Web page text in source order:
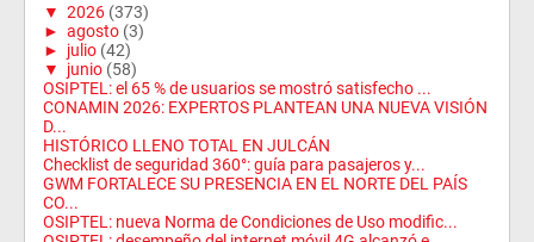
▼ 2026 (373)
► agosto (3)
► julio (42)
▼
junio (58)
OSIPTEL: el 65 % de usuarios se mostró satisfecho ...
CONAMIN 2026: EXPERTOS PLANTEAN UNA NUEVA VISIÓN
D...
HISTÓRICO LLENO TOTAL EN JULCÁN
Checklist de seguridad 360°: guía para pasajeros y...
GWM FORTALECE SU PRESENCIA EN EL NORTE DEL PAÍS
CO...
OSIPTEL: nueva Norma de Condiciones de Uso modific...